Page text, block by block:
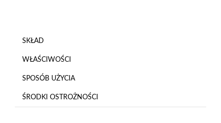
SKŁAD
WŁAŚCIWOŚCI
SPOSÓB UŻYCIA
ŚRODKI OSTROŻNOŚCI